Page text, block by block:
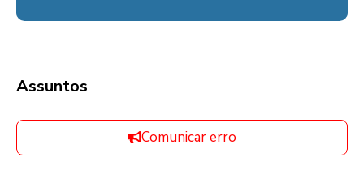
Assuntos
Comunicar erro